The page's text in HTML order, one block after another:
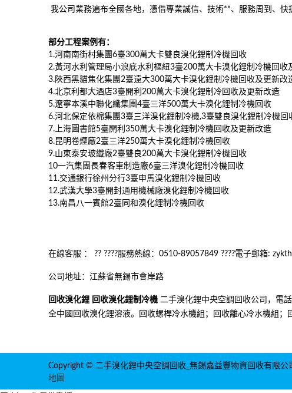
我公司業務遍布全國各地，憑借專業誠信、技術**、服務周到、快
部分工程案例有：
1.河南南街村集團6臺300萬大卡雙良溴化鋰制冷機回收
2.黃河水利管理局小浪底水利樞紐3臺200萬大卡溴化鋰制冷機回收
3.陜西黑貓焦化集團2臺遠大300萬大卡溴化鋰制冷機回收及更新改
4.北京利都大酒店3臺開利200萬大卡溴化鋰制冷回收及更新改造
5.遼寧本溪中聯化纖集團4臺三洋500萬大卡溴化鋰制冷機回收
6.河北保定依棉集團3臺三洋溴化鋰制冷機,3臺雙良溴化鋰制冷機回
7.上海圖書館5臺開利350萬大卡溴化鋰制冷機回收及更新改造
8.昆明卷煙廠2臺三洋250萬大卡溴化鋰制冷機回收
9.山東泰安玻纖廠2臺雙良200萬大卡溴化鋰制冷機回收
10一汽集團長春客車制造廠6臺三洋溴化鋰制冷機回收
11.交通銀行徐州分行3臺申馬溴化鋰制冷機回收
12.武漢大學3臺開封通用機械廠溴化鋰制冷機回收
13.南昌八一賓館2臺同和溴化鋰制冷機回收
在線客服 ： ?? ????服務熱線：0510-89057849 ????電子郵箱:
公司地址：江蘇省無錫市會岸路
回收溴化鋰 回收溴化鋰制冷機 二手溴化鋰中央空調回收公司，電
全中國回收溴化鋰溶液。回收螺桿冷水機組；回收離心冷水機組；
Copyright © 二手溴化鋰中央空調回收_無錫嘉益豐物資回收有限公
地圖